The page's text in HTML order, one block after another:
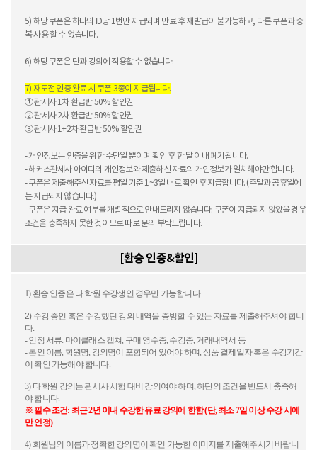
5) 해당 쿠폰은 하나의 ID당 1번만 지급되며 만료 후 재발급이 불가능하고, 다른 쿠폰과 중
복 사용 할 수 없습니다.
6) 해당 쿠폰은 단과 강의에 적용할 수 없습니다.
7) 재도전 인증 완료 시 쿠폰 3종이 지급됩니다.
① 관세사 1차 환급반 50% 할인권
② 관세사 2차 환급반 50% 할인권
③ 관세사 1+2차 환급반 50% 할인권
- 개인정보는 인증을 위한 수단일 뿐이며 확인 후 한 달 이내 폐기됩니다.
- 해커스관세사 아이디의 개인정보와 제출하신 자료의 개인정보가 일치해야만 합니다.
- 쿠폰은 제출해주신 자료를 평일 기준 1~3일 내로 확인 후 지급합니다. (주말과 공휴일에
는 지급되지 않습니다.)
- 쿠폰은 지급 완료 여부를 개별적으로 안내드리지 않습니다. 쿠폰이 지급되지 않았을 경우
조건을 충족하지 못한 것이므로 따로 문의 부탁드립니다.
[환승 인증&할인]
1) 환승 인증은 타학원 수강생인 경우만 가능합니다.
2) 수강 중인 혹은 수강했던 강의 내역을 증빙할 수 있는 자료를 제출해주셔야 합니
다.
-인정 서류: 마이클래스 캡쳐 구매 영수증 수강증 거래내역서 등
-본인 이름 학원명 강의명이 포함되어 있어야하며 상품 결제일자 혹은 수강기간
이 확인 가능해야 합니다.
3) 타 학원 강의는 관세사시험 대비 강의여야하며 ,하단의 조건을 반드시 충족해
야합니다.
※ 필수 조건: 최근2년 이내 수강한유료 강의에 한함 (단, 최소 7일 이상 수강 시에
만 인정)
4) 회원님의 이름과정확한 강의명이 확인 가능한 이미지를 제출해주시기 바랍니